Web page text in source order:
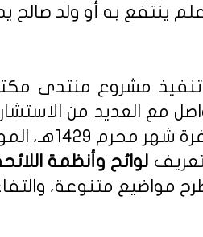
ينتفع به أو ولد صالح
مشروع منتدى
مع العديد من
التاسع من يناير 2008م.
مواضيع متنوعة،